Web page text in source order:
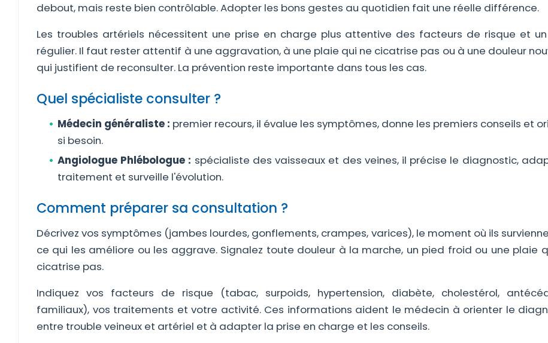
debout, mais reste bien contrôlable. Adopter les bons gestes au quotidien fait une réelle différence.
Les troubles artériels nécessitent une prise en charge plus attentive des facteurs de risque et un
régulier. Il faut rester attentif à une aggravation, à une plaie qui ne cicatrise pas ou à une douleur
qui justifient de reconsulter. La prévention reste importante dans tous les cas.
Quel spécialiste consulter ?
Médecin généraliste : premier recours, il évalue les symptômes, donne les premiers conseils et
si besoin.
Angiologue Phlébologue : spécialiste des vaisseaux et des veines, il précise le diagnostic,
traitement et surveille l'évolution.
Comment préparer sa consultation ?
Décrivez vos symptômes (jambes lourdes, gonflements, crampes, varices), le moment où ils
ce qui les améliore ou les aggrave. Signalez toute douleur à la marche, un pied froid ou une plaie
cicatrise pas.
Indiquez vos facteurs de risque (tabac, surpoids, hypertension, diabète, cholestérol,
familiaux), vos traitements et votre activité. Ces informations aident le médecin à orienter le
entre trouble veineux et artériel et à adapter la prise en charge et les conseils.